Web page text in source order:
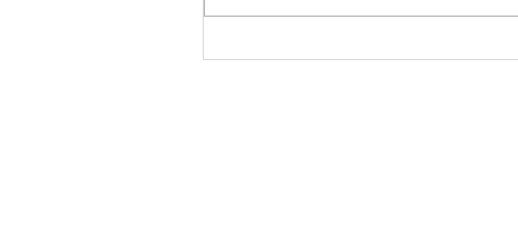
GoMapTravelByFraveo